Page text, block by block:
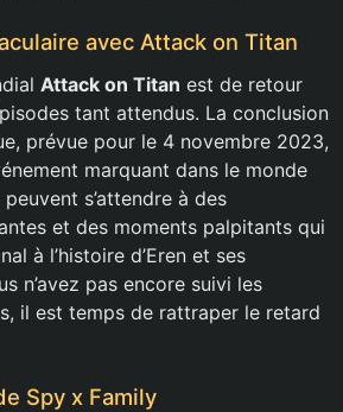
avec Attack on Titan
Attack on Titan est de retour
tant attendus. La conclusion
prévue pour le 4 novembre 2023,
marquant dans le monde
peuvent s’attendre à des
et des moments palpitants qui
à l’histoire d’Eren et ses
n’avez pas encore suivi les
il est temps de rattraper le retard
Spy x Family